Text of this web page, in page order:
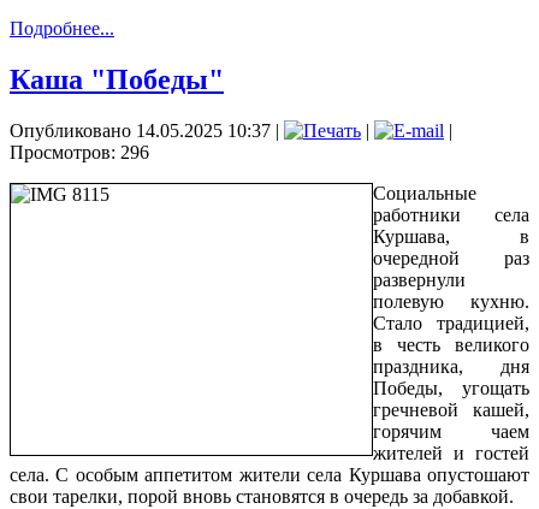
Подробнее...
Каша "Победы"
Опубликовано 14.05.2025 10:37 | |
|
Просмотров: 296
Социальные
работники села
Куршава, в
очередной раз
развернули
полевую кухню.
Стало традицией,
в честь великого
праздника, дня
Победы, угощать
гречневой кашей,
горячим чаем
жителей и гостей
села. С особым аппетитом жители села Куршава опустошают
свои тарелки, порой вновь становятся в очередь за добавкой.